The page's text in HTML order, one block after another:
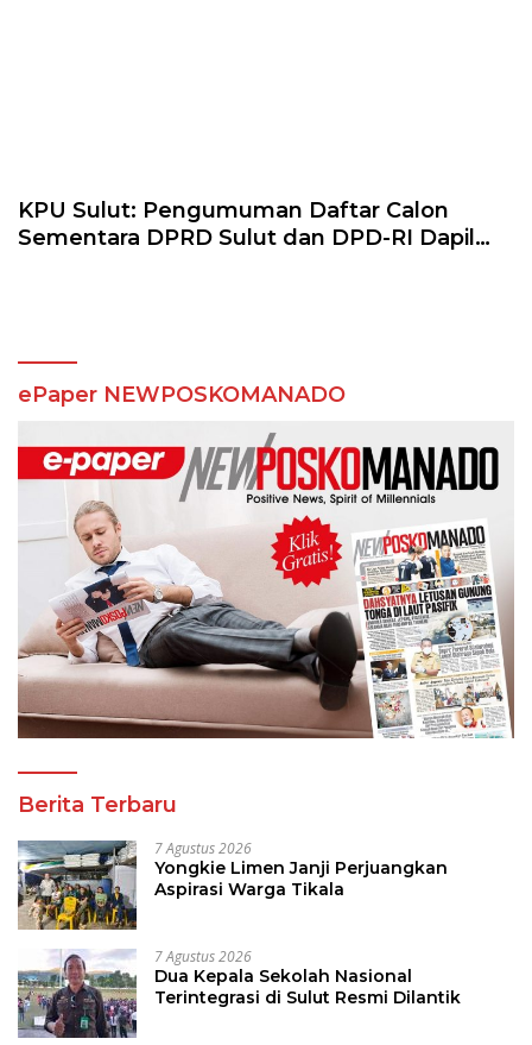
KPU Sulut: Pengumuman Daftar Calon
Sementara DPRD Sulut dan DPD-RI Dapil
ePaper NEWPOSKOMANADO
Berita Terbaru
7 Agustus 2026
Yongkie Limen Janji Perjuangkan
Aspirasi Warga Tikala
7 Agustus 2026
Dua Kepala Sekolah Nasional
Terintegrasi di Sulut Resmi Dilantik